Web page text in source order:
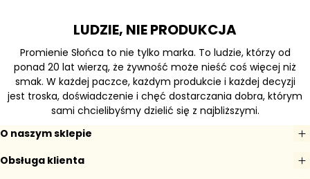
LUDZIE, NIE PRODUKCJA
Promienie Słońca to nie tylko marka. To ludzie, którzy od
ponad 20 lat wierzą, że żywność może nieść coś więcej niż
smak. W każdej paczce, każdym produkcie i każdej decyzji
jest troska, doświadczenie i chęć dostarczania dobra, którym
sami chcielibyśmy dzielić się z najbliższymi.
O naszym sklepie
Obsługa klienta